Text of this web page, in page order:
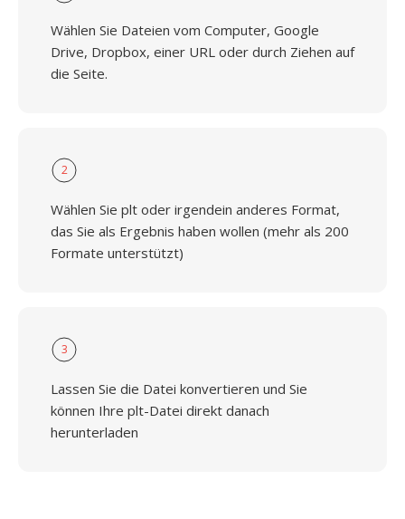
Wählen Sie Dateien vom Computer, Google
Drive, Dropbox, einer URL oder durch Ziehen auf
die Seite.
2
Wählen Sie plt oder irgendein anderes Format,
das Sie als Ergebnis haben wollen (mehr als 200
Formate unterstützt)
3
Lassen Sie die Datei konvertieren und Sie
können Ihre plt-Datei direkt danach
herunterladen